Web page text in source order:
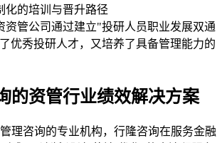
化的培训与晋升路径
资管公司通过建立"投研人员职业发展双通
优秀投研人才，又培养了具备管理能力的
的资管行业绩效解决方案
理咨询的专业机构，行隆咨询在服务金融